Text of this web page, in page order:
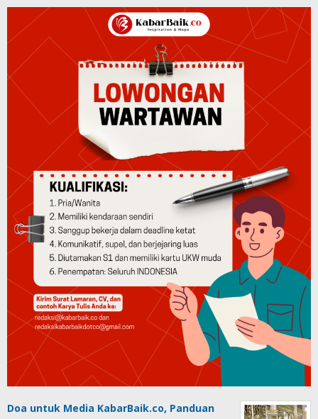
Doa untuk Media KabarBaik.co, Panduan